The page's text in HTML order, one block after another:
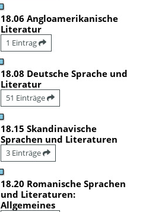
18.06 Angloamerikanische
Literatur
1 Eintrag
18.08 Deutsche Sprache und
Literatur
51 Einträge
18.15 Skandinavische
Sprachen und Literaturen
3 Einträge
18.20 Romanische Sprachen
und Literaturen:
Allgemeines